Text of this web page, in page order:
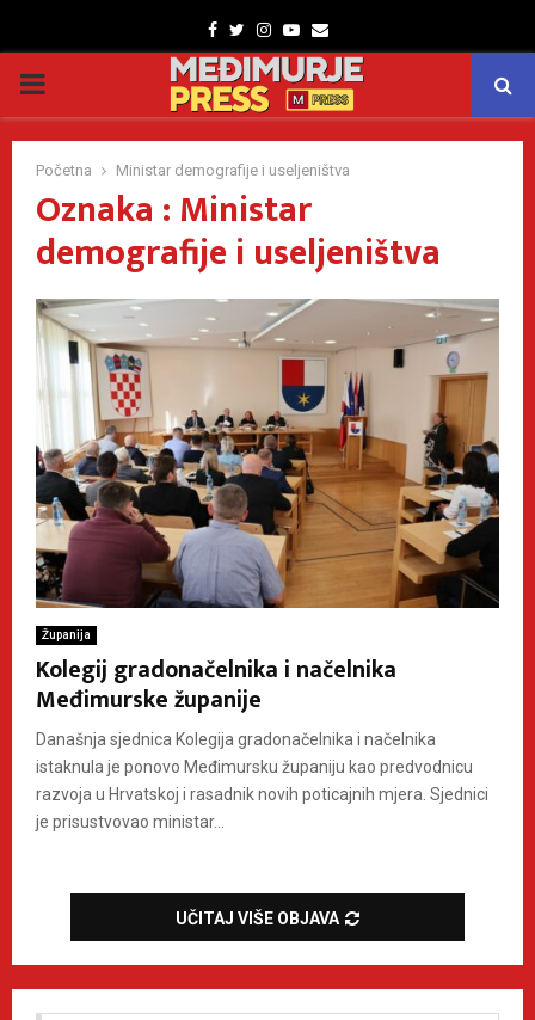
Facebook
TwitterInstagram
Youtube
Email
PRIMARY
MENU
Početna Ministar demografije i useljeništva
Oznaka : Ministar
demografije i useljeništva
Županija
Kolegij gradonačelnika i načelnika
Međimurske županije
Današnja sjednica Kolegija gradonačelnika i načelnika
istaknula je ponovo Međimursku županiju kao predvodnicu
razvoja u Hrvatskoj i rasadnik novih poticajnih mjera. Sjednici
je prisustvovao ministar...
UČITAJ VIŠE OBJAVA